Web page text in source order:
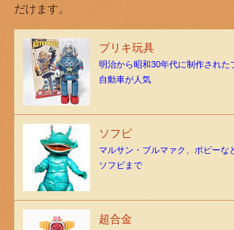
だけます。
ブリキ玩具
明治から昭和30年代に制作された
自動車が人気
ソフビ
マルサン・ブルマァク、ポピーな
ソフビまで
超合金